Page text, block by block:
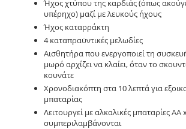
Ήχος χτύπου της καρδιάς (όπως
υπέρηχο) μαζί με λευκούς ήχους
Ήχος καταρράκτη
4 καταπραϋντικές μελωδίες
Αισθητήρα που ενεργοποιεί τη
μωρό αρχίζει να κλαίει, όταν το
κουνάτε
Χρονοδιακόπτη στα 10 λεπτά για
μπαταρίας
Λειτουργεί με αλκαλικές μπαταρίες AA
συμπεριλαμβάνονται